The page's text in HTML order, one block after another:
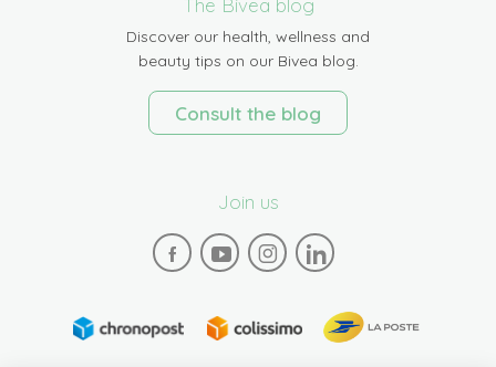
The Bivea blog
Discover our health, wellness and
beauty tips on our Bivea blog.
Consult the blog
Join us